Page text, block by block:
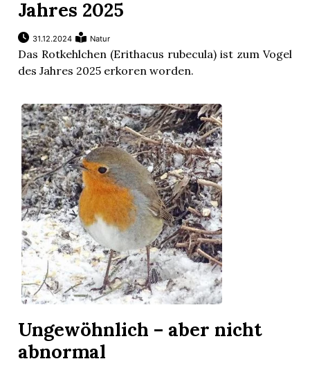
Jahres 2025
31.12.2024 Natur
Das Rotkehlchen (Erithacus rubecula) ist zum Vogel
des Jahres 2025 erkoren worden.
Ungewöhnlich – aber nicht
abnormal